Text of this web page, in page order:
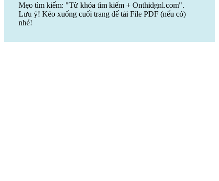
Mẹo tìm kiếm: "Từ khóa tìm kiếm + Onthidgnl.com".
Lưu ý! Kéo xuống cuối trang để tải File PDF (nếu có)
nhé!